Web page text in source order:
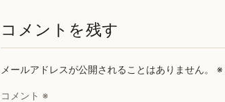
コメントを残す
メールアドレスが公開されることはありません。 ※
コメント ※